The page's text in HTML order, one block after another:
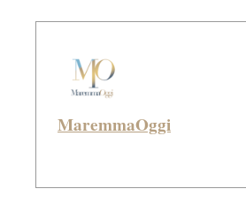
MaremmaOggi